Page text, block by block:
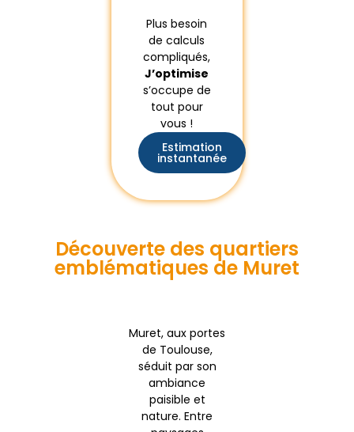
Plus besoin
de calculs
compliqués,
J’optimise
s’occupe de
tout pour
vous !
Estimation
instantanée
Découverte des quartiers
emblématiques de Muret
Muret, aux portes
de Toulouse,
séduit par son
ambiance
paisible et
nature. Entre